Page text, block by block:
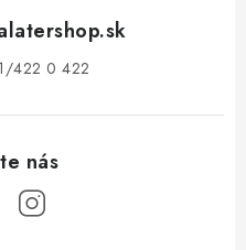
422 0 422